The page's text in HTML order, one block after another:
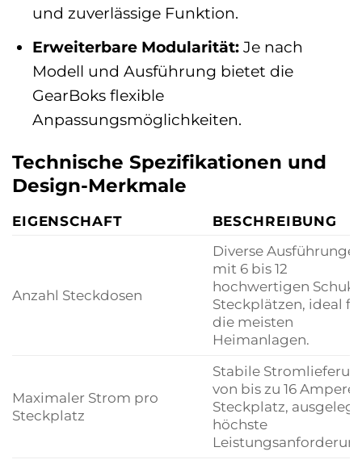
und zuverlässige Funktion.
Erweiterbare Modularität:Je nach
Modell und Ausführung bietet die
GearBoks flexible
Anpassungsmöglichkeiten.
Technische Spezifikationen und
Design-Merkmale
EIGENSCHAFT BESCHREIBUNG
Anzahl Steckdosen
Diverse
mit 6 bis 12
hochwertigen
Steckplätzen, ideal
die meisten
Heimanlagen.
Maximaler Strom pro
Steckplatz
Stabile
von bis zu 16 Ampere
Steckplatz,
höchste